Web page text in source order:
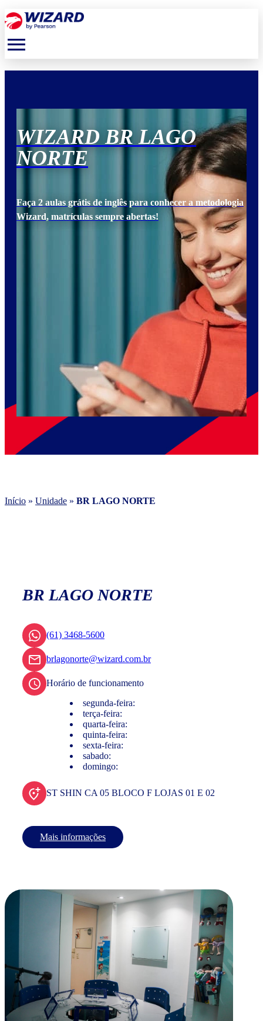
menu
WIZARD BR LAGO
NORTE
Faça 2 aulas grátis de inglês para conhecer a metodologia
Wizard, matrículas sempre abertas!
Início » Unidade » BR LAGO NORTE
BR LAGO NORTE
(61) 3468-5600
brlagonorte@wizard.com.br
Horário de funcionamento
segunda-feira:
terça-feira:
quarta-feira:
quinta-feira:
sexta-feira:
sabado:
domingo:
ST SHIN CA 05 BLOCO F LOJAS 01 E 02
Mais informações